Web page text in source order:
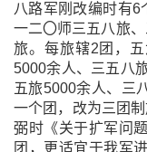
八路军刚改编时有6
一二〇师三五八旅
旅。每旅辖2团，
5000余人、三五八
五旅5000余人、三
一个团，改为三团
弼时《关于扩军问
团，更适宜于我军